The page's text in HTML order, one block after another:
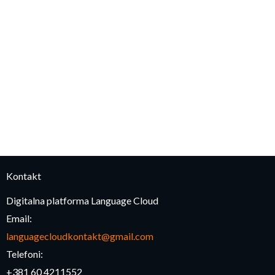
Kontakt
Digitalna platforma Language Cloud
Email:
languagecloudkontakt@gmail.com
Telefoni:
+381 60 4211552